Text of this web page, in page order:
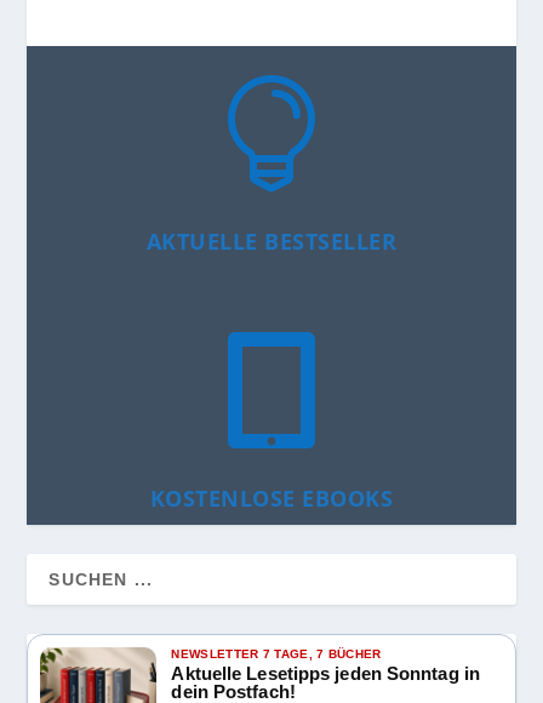

AKTUELLE BESTSELLER
KOSTENLOSE EBOOKS
NEWSLETTER 7 TAGE, 7 BÜCHER
Aktuelle Lesetipps jeden Sonntag in
dein Postfach!